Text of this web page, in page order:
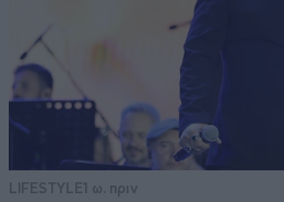
LIFESTYLE1 ω. πριν